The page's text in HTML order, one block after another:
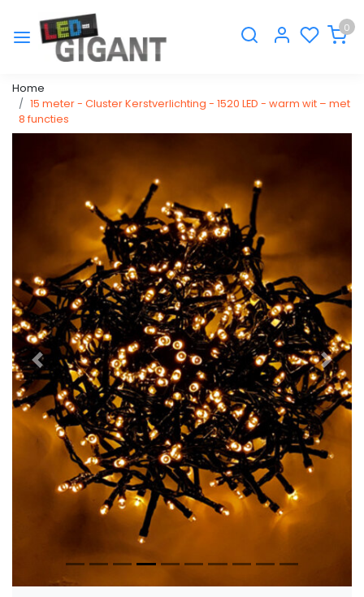
0
Home
15 meter - Cluster Kerstverlichting - 1520 LED - warm wit – met
8 functies
Vorige